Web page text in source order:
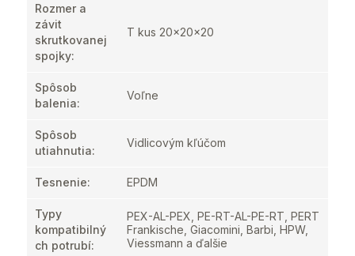
Rozmer a
závit
skrutkovanej
spojky:
T kus 20x20x20
Spôsob
balenia:
Voľne
Spôsob
utiahnutia:
Vidlicovým kľúčom
Tesnenie: EPDM
Typy
kompatibilný
ch potrubí:
PEX-AL-PEX, PE-RT-AL-PE-RT, PERT
Frankische, Giacomini, Barbi, HPW,
Viessmann a ďalšie